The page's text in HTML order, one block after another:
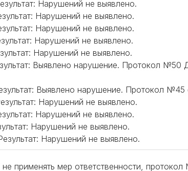
Нарушений не выявлено.
Нарушений не выявлено.
Нарушений не выявлено.
Нарушений не выявлено.
Нарушений не выявлено.
Выявлено нарушение. Протокол
Выявлено нарушение. Протокол №45
Нарушений не выявлено.
Нарушений не выявлено.
Нарушений не выявлено.
Нарушений не выявлено.
применять мер ответственности,